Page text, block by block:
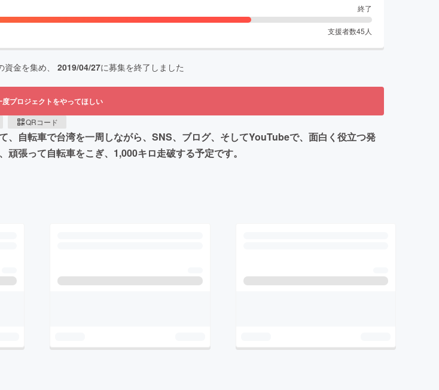
終了
支援者数45 人
資金を集め、 2019/04/27に募集を終了しました
度プロジェクトをやってほしい
QRコード
自転車で台湾を一周しながら、SNS、ブログ、そしてYouTubeで、面白く役立つ発
張って自転車をこぎ、1,000キロ走破する予定です。